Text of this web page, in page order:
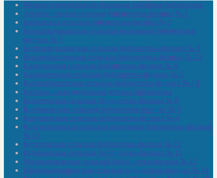
Межпоселенческая центральная районная библиотека
Амзибашевская сельская библиотека-филиал № 1
Бабаевская сельская библиотека-филиал № 2
Большекачаковская сельская модельная библиотека-
филиал № 7
Большекуразовская сельская библиотека-филиал № 3
Верхнетыхтемская сельская библиотека-филиал № 15
Калегинская сельская библиотека-филиал № 6
Калмашевская сельская библиотека-филиал № 5
Калмиябашевская сельская библиотека-филиал № 13
Калтасинская модельная детская библиотека
Кельтеевская сельская библиотека-филиал № 8
Киебаковская сельская библиотека-филиал № 9
Кокушевская сельская библиотека-филиал № 4
Краснохолмская сельская модельная библиотека-филиал
№ 21
Кутеремская сельская библиотека-филиал № 22
Кучашевская сельская библиотека-филиал № 11
Малокачаковская сельская библиотека-филиал № 12
Нижнекачмашевская сельская библиотека-филиал № 14